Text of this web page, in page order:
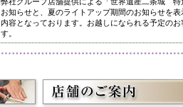
お知らせと、夏のライトアップ期間のお知らせを
内容となっております。お越しになられる予定の
す。
高台寺・圓徳院 春のライトアップ終了に伴い、表
京料理いそべ担当・世界遺産二条城での特別昼食
終了に伴い削除させていただきました。多くのお
うございました。